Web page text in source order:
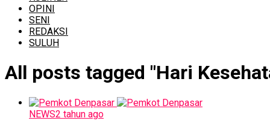
OPINI
SENI
REDAKSI
SULUH
All posts tagged "Hari
NEWS2 tahun ago